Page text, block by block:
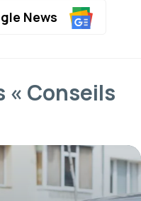
News
« Conseils